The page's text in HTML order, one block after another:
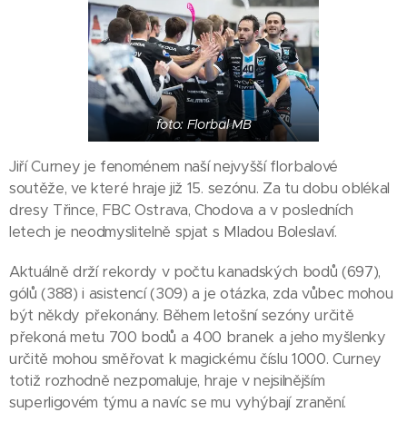
foto: Florbal MB
Jiří Curney je fenoménem naší nejvyšší florbalové
soutěže, ve které hraje již 15. sezónu. Za tu dobu oblékal
dresy Třince, FBC Ostrava, Chodova a v posledních
letech je neodmyslitelně spjat s Mladou Boleslaví.
Aktuálně drží rekordy v počtu kanadských bodů (697),
gólů (388) i asistencí (309) a je otázka, zda vůbec mohou
být někdy překonány. Během letošní sezóny určitě
překoná metu 700 bodů a 400 branek a jeho myšlenky
určitě mohou směřovat k magickému číslu 1000. Curney
totiž rozhodně nezpomaluje, hraje v nejsilnějším
superligovém týmu a navíc se mu vyhýbají zranění.